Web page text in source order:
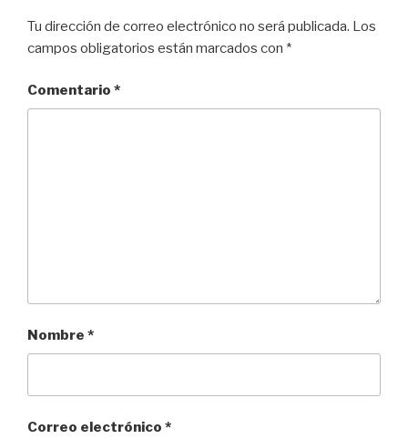
Tu dirección de correo electrónico no será publicada. Los
campos obligatorios están marcados con *
Comentario *
Nombre *
Correo electrónico *